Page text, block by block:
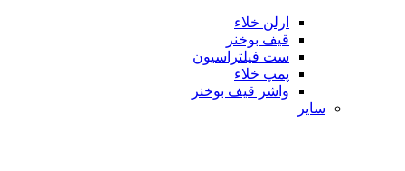
ارلن خلاء
قیف بوخنر
ست فیلتراسیون
پمپ خلاء
واشر قیف بوخنر
سایر